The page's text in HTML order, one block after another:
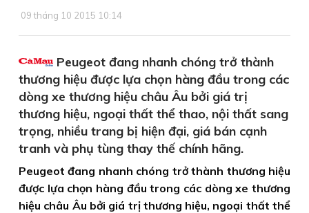
09 tháng 10 2015 10:14
Peugeot đang nhanh chóng trở thành
thương hiệu được lựa chọn hàng đầu trong các
dòng xe thương hiệu châu Âu bởi giá trị
thương hiệu, ngoại thất thể thao, nội thất sang
trọng, nhiều trang bị hiện đại, giá bán cạnh
tranh và phụ tùng thay thế chính hãng.
Peugeot đang nhanh chóng trở thành thương hiệu
được lựa chọn hàng đầu trong các dòng xe thương
hiệu châu Âu bởi giá trị thương hiệu, ngoại thất thể